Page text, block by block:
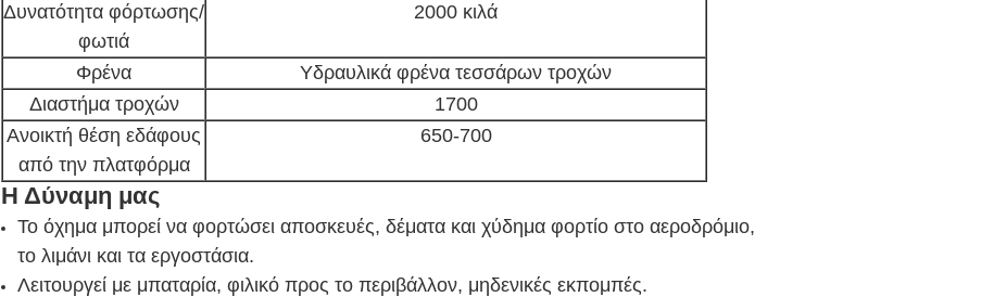
Δυνατότητα φόρτωσης/
φωτιά
2000 κιλά
Φρένα
Υδραυλικά φρένα τεσσάρων τροχών
Διαστήμα τροχών
1700
Ανοικτή θέση εδάφους
από την πλατφόρμα
650-700
Η Δύναμη μας
Το όχημα μπορεί να φορτώσει αποσκευές, δέματα και χύδημα φορτίο στο αεροδρόμιο,
το λιμάνι και τα εργοστάσια.
Λειτουργεί με μπαταρία, φιλικό προς το περιβάλλον, μηδενικές εκπομπές.